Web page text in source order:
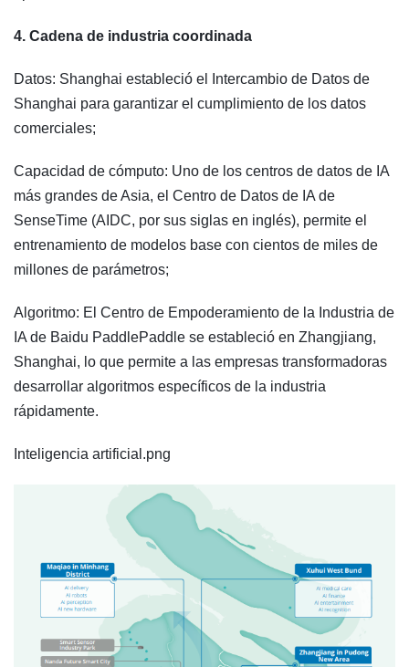
4. Cadena de industria coordinada
Datos: Shanghai estableció el Intercambio de Datos de
Shanghai para garantizar el cumplimiento de los datos
comerciales;
Capacidad de cómputo: Uno de los centros de datos de IA
más grandes de Asia, el Centro de Datos de IA de
SenseTime (AIDC, por sus siglas en inglés), permite el
entrenamiento de modelos base con cientos de miles de
millones de parámetros;
Algoritmo: El Centro de Empoderamiento de la Industria de
IA de Baidu PaddlePaddle se estableció en Zhangjiang,
Shanghai, lo que permite a las empresas transformadoras
desarrollar algoritmos específicos de la industria
rápidamente.
Inteligencia artificial.png